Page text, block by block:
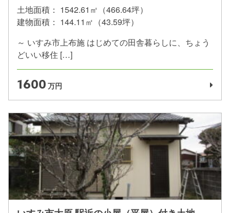
土地面積： 1542.61㎡（466.64坪）
建物面積： 144.11㎡（43.59坪）
～ いすみ市上布施 はじめての田舎暮らしに、ちょう
どいい移住 […]
1600万円